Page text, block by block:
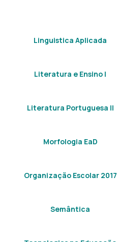
Linguistica Aplicada
Literatura e Ensino I
Literatura Portuguesa II
Morfologia EaD
Organização Escolar 2017
Semântica